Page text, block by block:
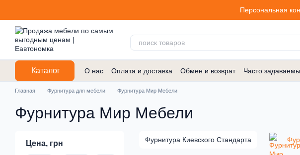
Персональная
Каталог О нас Оплата и доставка Обмен и возврат Часто
Договор публичной оферты
Главная Фурнитура для мебели Фурнитура Мир Мебели
Фурнитура Мир Мебели
Фурнитура Киевского Стандарта
Цена, грн